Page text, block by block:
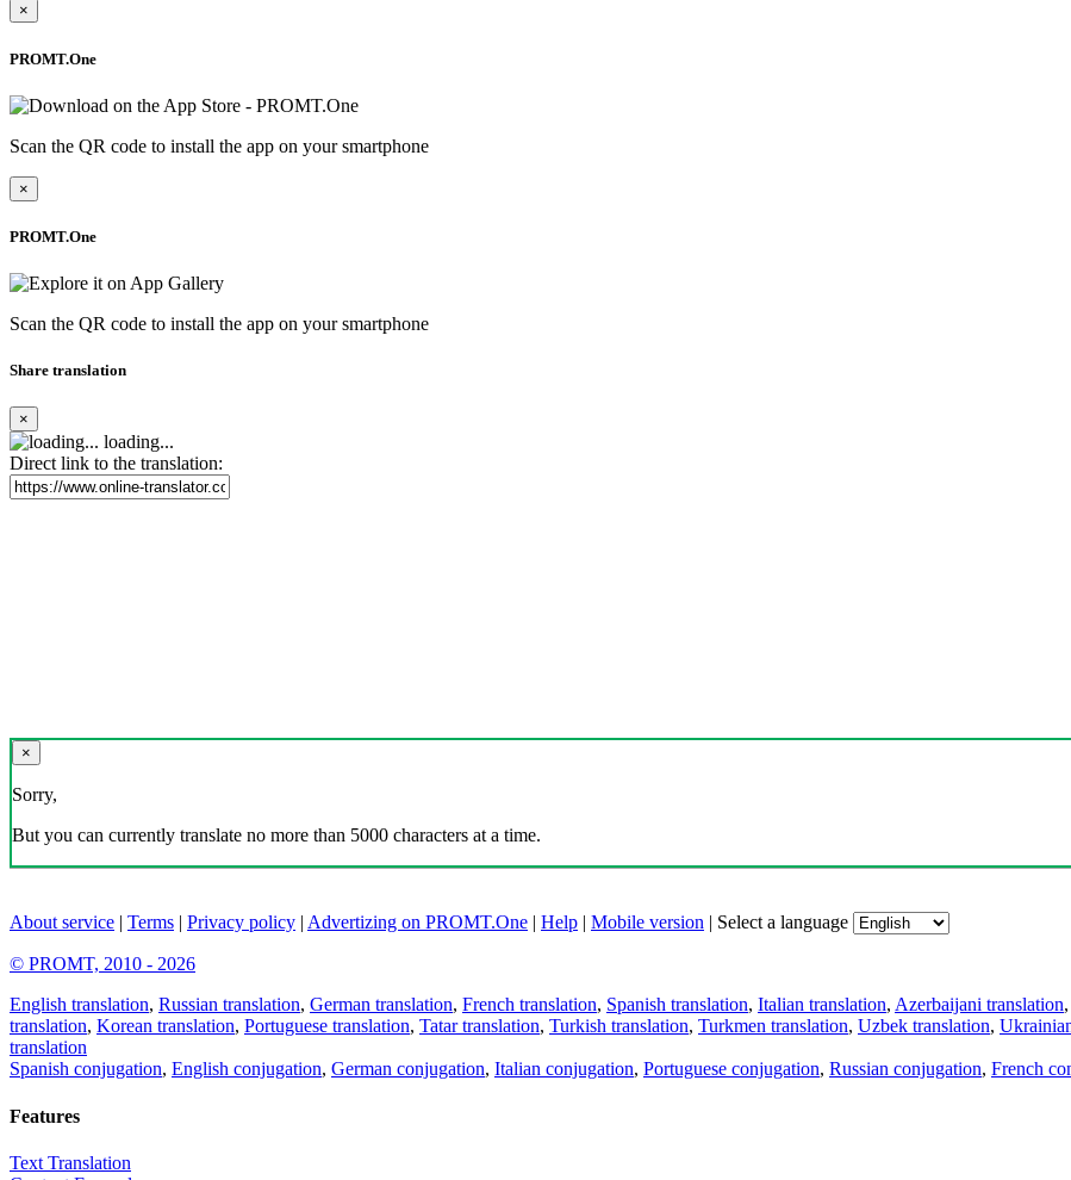
×
PROMT.One
Scan the QR code to install the app on your smartphone
×
PROMT.One
Scan the QR code to install the app on your smartphone
Share translation
×
loading...
Direct link to the translation:
×
Sorry,
But you can currently translate no more than 5000 characters at a time.
About service | Terms | Privacy policy | Advertizing on PROMT.One | Help | Mobile version | Select a language
© PROMT, 2010 - 2026
English translation, Russian translation, German translation, French translation, Spanish translation, Italian translation, Azerbaijani translation,
translation, Korean translation, Portuguese translation, Tatar translation, Turkish translation, Turkmen translation, Uzbek translation,
translation
Spanish conjugation, English conjugation, German conjugation, Italian conjugation, Portuguese conjugation, Russian conjugation, French
Features
Text Translation